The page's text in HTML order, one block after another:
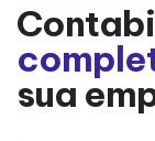
sua